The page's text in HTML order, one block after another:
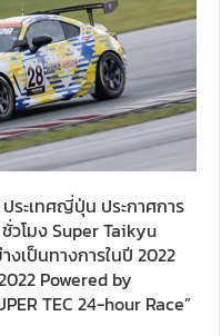
ระเทศญี่ปุ่น ประกาศการ
โมง Super Taikyu
เป็นทางการในปี 2022
Powered by
TEC 24-hour Race”